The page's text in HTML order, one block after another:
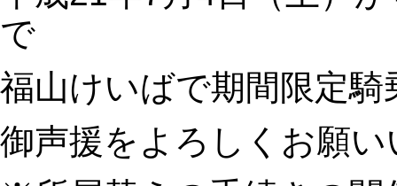
で
福山けいばで期間限定騎
御声援をよろしくお願